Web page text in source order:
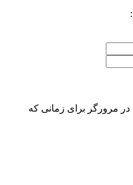
در مرورگر برای زمانی که